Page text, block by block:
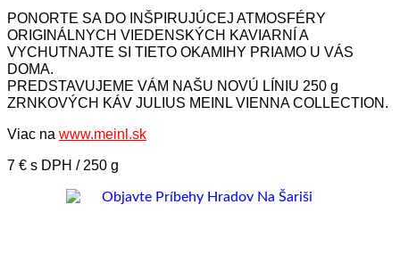
PONORTE SA DO INŠPIRUJÚCEJ ATMOSFÉRY
ORIGINÁLNYCH VIEDENSKÝCH KAVIARNÍ A
VYCHUTNAJTE SI TIETO OKAMIHY PRIAMO U VÁS
DOMA.
PREDSTAVUJEME VÁM NAŠU NOVÚ LÍNIU 250 g
ZRNKOVÝCH KÁV JULIUS MEINL VIENNA COLLECTION.
Viac na www.meinl.sk
7 € s DPH / 250 g